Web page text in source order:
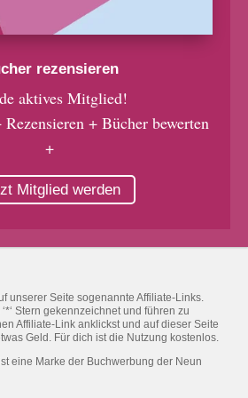
rezensieren
aktives Mitglied!
+ Bücher bewerten
+
Mitglied werden
unserer Seite sogenannte Affiliate-Links.
Stern gekennzeichnet und führen zu
Affiliate-Link anklickst und auf dieser Seite
Geld. Für dich ist die Nutzung kostenlos.
eine Marke der Buchwerbung der Neun